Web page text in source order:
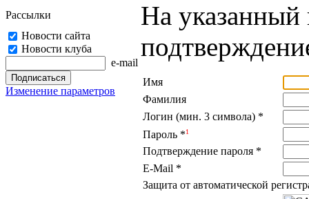
Рассылки
Новости сайта
Новости клуба
e-mail
Изменение параметров
На указанный
Имя
Фамилия
Логин (мин. 3 символа) *
Пароль *1
Подтверждение пароля *
E-Mail *
Защита от автоматической